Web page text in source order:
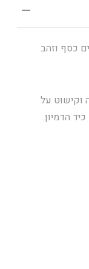
כסף וזהב
וקישוט על
הדמיון.